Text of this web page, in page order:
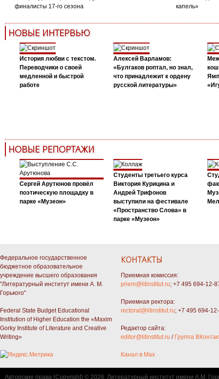
финалисты 17-го сезона
капель»
НОВЫЕ ИНТЕРВЬЮ
История любви с текстом.
Переводчики о своей
медленной и быстрой
работе
Алексей Варламов:
«Булгаков роптал, но знал,
что принадлежит к ордену
русской литературы»
НОВЫЕ РЕПОРТАЖИ
Сергей Арутюнов провёл
поэтическую площадку в
парке «Музеон»
Студенты третьего курса
Виктория Курицина и
Андрей Трифонов
выступили на фестивале
«Пространство Слова» в
парке «Музеон»
Федеральное государственное
бюджетное образовательное
учреждение высшего образования
"Литературный институт имени А. М.
Горького"
Federal State Budget Educational
Institution of Higher Education the «Maxim
Gorky Institute of Literature and Creative
Writing»
КОНТАКТЫ
Приемная комиссия:
priem@litinstitut.ru; +7 495 694-12-
Приемная ректора:
rectorat@litinstitut.ru; +7 495 694-
Редактор сайта:
editor@litinstitut.ru / Группа
Канал в Max
Авторские права (Copyright) © 2026, Литературный институт имени А.М.